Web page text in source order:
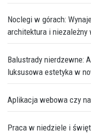
Noclegi w górach:
architektura i niezależny
Balustrady nierdzewne:
luksusowa estetyka w
Aplikacja webowa czy
Praca w niedziele i